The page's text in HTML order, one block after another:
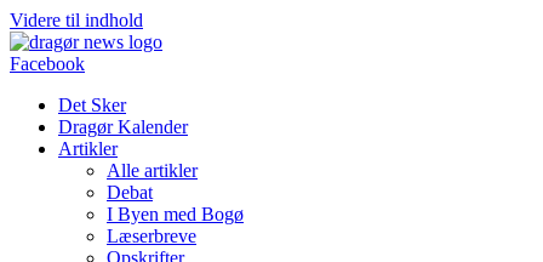
Videre til indhold
Facebook
Det Sker
Dragør Kalender
Artikler
Alle artikler
Debat
I Byen med Bogø
Læserbreve
Opskrifter